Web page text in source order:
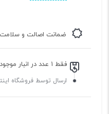
ضمانت اصالت و سلامت
فقط ۱ عدد در انبار موجود است
ارسال توسط فروشگاه